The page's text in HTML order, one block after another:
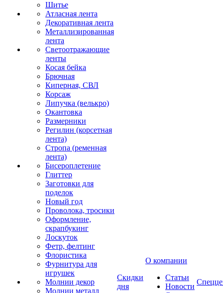
Шитье
Атласная лента
Декоративная лента
Металлизированная
лента
Светоотражающие
ленты
Косая бейка
Брючная
Киперная, СВЛ
Корсаж
Липучка (велькро)
Окантовка
Размерники
Регилин (корсетная
лента)
Стропа (ременная
лента)
Бисероплетение
Глиттер
Заготовки для
поделок
Новый год
Проволока, тросики
Оформление,
скрапбукинг
Лоскуток
Фетр, фелтинг
Флористика
Фурнитура для
игрушек
Молнии декор
Молнии металл
Скидки
дня
О компании
Статьи
Новости